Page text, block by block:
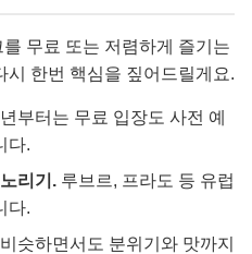
무료 또는 저렴하게 즐기는
시 한번 핵심을 짚어드릴게요.
부터는 무료 입장도 사전 예
다.
리기. 루브르, 프라도 등 유럽
다.
슷하면서도 분위기와 맛까지